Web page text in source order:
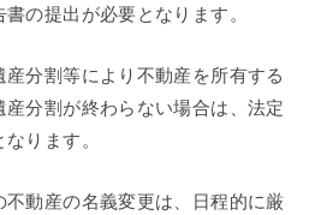
の提出が必要となります。
分割等により不動産を所有する
分割が終わらない場合は、法定
ります。
動産の名義変更は、日程的に厳